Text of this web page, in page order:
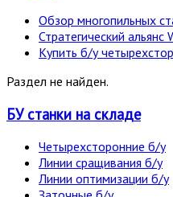
Обзор многопильных
Стратегический альянс
Купить б/у
Раздел не найден.
БУ станки на складе
Четырехсторонние б/у
Линии сращивания б/у
Линии оптимизации б/у